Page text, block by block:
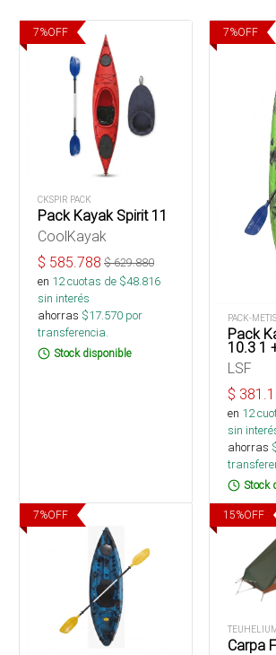
7%OFF
CKSPIR PACK
Pack Kayak Spirit 11
CoolKayak
$ 585.788 $629.880
en 12cuotas de $48.816
sin interés
ahorras $17.570 por
transferencia.
Stock disponible
7%OFF
PACK-METIS
Pack
10.3 1
LSF
$
en 12
sin
ahorras
Stock
7%OFF 15%OFF
Carpa